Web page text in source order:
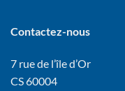
Contactez-nous
7 rue de l’île d’Or
CS 60004